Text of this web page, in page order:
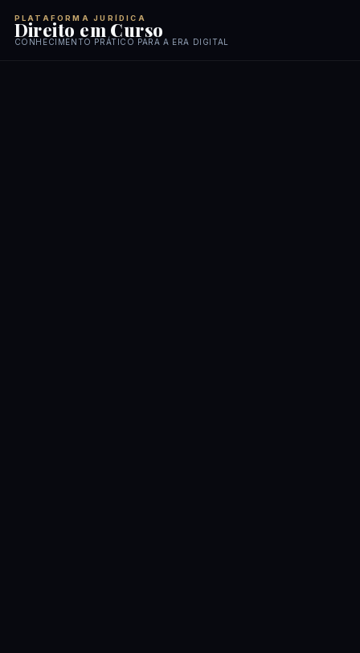
PLATAFORMA JURÍDICA
Direito em Curso
CONHECIMENTO PRÁTICO PARA A ERA DIGITAL